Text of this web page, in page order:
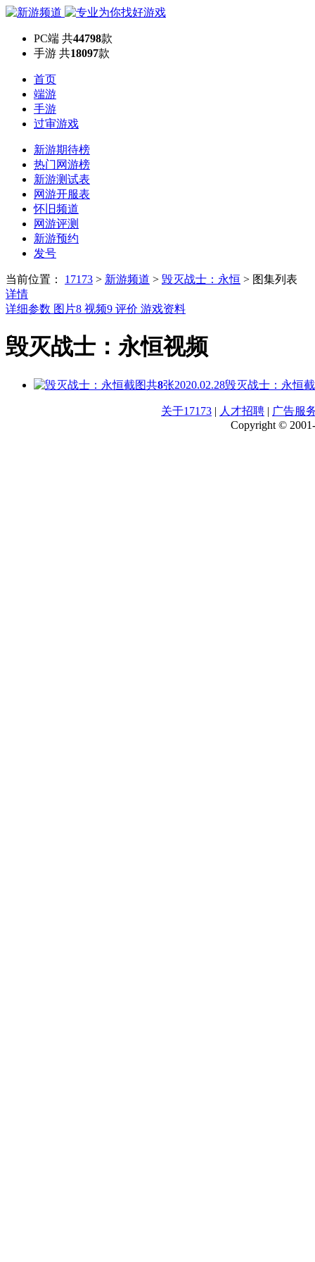
PC端 共44798款
手游 共18097款
首页
端游
手游
过审游戏
新游期待榜
热门网游榜
新游测试表
网游开服表
怀旧频道
网游评测
新游预约
发号
当前位置： 17173 > 新游频道 > 毁灭战士：永恒 > 图集列表
详情
详细参数 图片8 视频9 评价 游戏资料
毁灭战士：永恒视频
共8张2020.02.28毁灭战士：永恒
关于17173 | 人才招聘 | 广告服
Copyright ©